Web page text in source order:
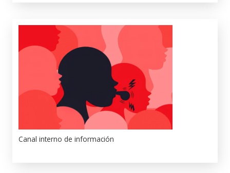
Canal interno de información